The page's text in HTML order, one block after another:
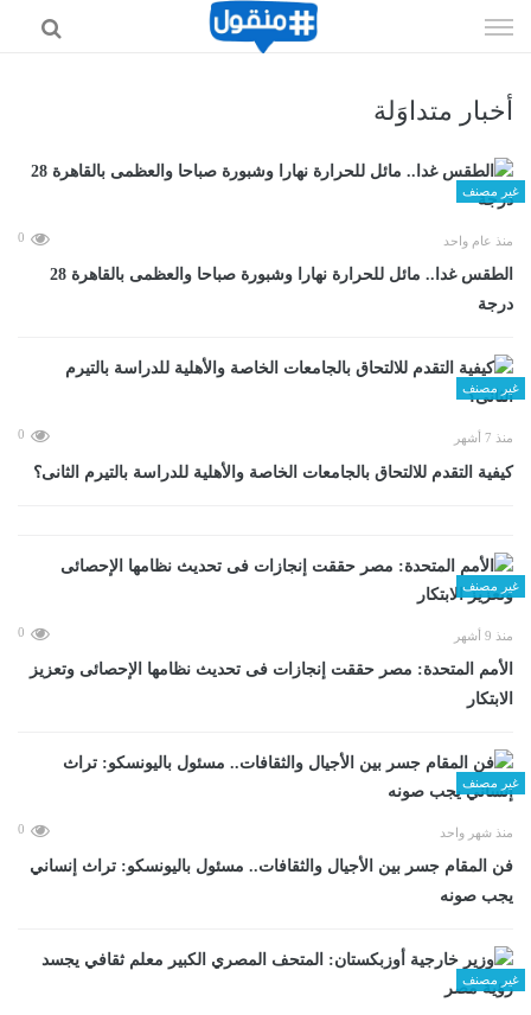
الى
أخبار متداوَلة
غير مصنف
منذ عام واحد 0
الطقس غدا.. مائل للحرارة نهارا وشبورة صباحا والعظمى بالقاهرة 28
درجة
غير مصنف
منذ 7 أشهر 0
كيفية التقدم للالتحاق بالجامعات الخاصة والأهلية للدراسة بالتيرم الثانى؟
غير مصنف
منذ 9 أشهر 0
الأمم المتحدة: مصر حققت إنجازات فى تحديث نظامها الإحصائى وتعزيز
الابتكار
غير مصنف
منذ شهر واحد 0
فن المقام جسر بين الأجيال والثقافات.. مسئول باليونسكو: تراث إنساني
يجب صونه
غير مصنف